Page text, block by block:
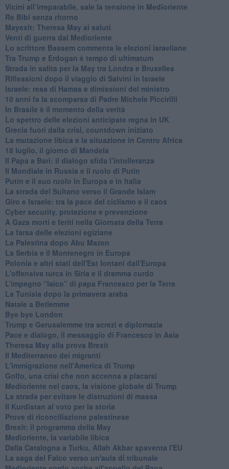
Vicini all’irreparabile, sale la tensione in Medioriente
Re Bibi senza ritorno
Mayexit: Theresa May ai saluti
Venti di guerra dal Medioriente
Lo scrittore Bassem commenta le elezioni israeliane
Tra Trump e Erdogan è tempo di ultimatum
Strada in salita per la May tra Londra e Bruxelles
Riflessioni dopo il viaggio di Salvini in Israele
Israele: resa di Hamas e dimissioni del ministro
10 anni fa la scomparsa di Padre Michele Piccirilli
In Brasile è il momento della verità
Lo spettro delle elezioni anticipate regna in UK
Grecia fuori dalla crisi, countdown iniziato
La mutazione libica e la situazione in Centro Africa
18 luglio, il giorno di Mandela
Il Papa a Bari: il dialogo sfida l’intolleranza
Il Mondiale in Russia e il ruolo di Putin
Putin e il suo ruolo in Europa e in Italia
La strada del Sultano verso il Grande Islam
Giro e Israele: tra la pace del ciclismo e il caos
Cyber security, protezione e prevenzione
A Gaza morti e feriti nella Giornata della Terra
La farsa delle elezioni egiziane
La Palestina dopo Abu Mazen
La Serbia e il Montenegro in Europa
Polonia e altri stati dell'Est lontani dall'Europa
L'offensiva turca in Siria e il dramma curdo
L’impegno “laico” di papa Francesco per la Terra
La Tunisia dopo la primavera araba
Natale a Betlemme
Bye bye London
Trump e Gerusalemme tra screzi e diplomazia
Pace e dialogo, il messaggio di Francesco in Asia
Theresa May alla prova Brexit
Il Mediterraneo dei migranti
L'immigrazione nell'America di Trump
Golfo, una crisi che non accenna a placarsi
Medioriente nel caos, la visione globale di Trump
La strada per evitare le distruzioni di massa
Il Kurdistan al voto per la storia
Prove di riconciliazione palestinese
Brexit: il programma della May
Medioriente, la variabile libica
Dalla Catalogna a Turku, Allah Akbar spaventa l'EU
La saga del Falco verso un'aula di tribunale